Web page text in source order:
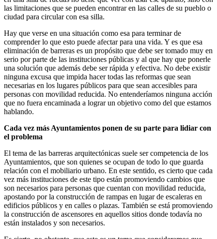
las limitaciones que se pueden encontrar en las calles de su pueblo o
ciudad para circular con esa silla.
Hay que verse en una situación como esa para terminar de
comprender lo que esto puede afectar para una vida. Y es que esa
eliminación de barreras es un propósito que debe ser tomado muy en
serio por parte de las instituciones públicas y al que hay que ponerle
una solución que además debe ser rápida y efectiva. No debe existir
ninguna excusa que impida hacer todas las reformas que sean
necesarias en los lugares públicos para que sean accesibles para
personas con movilidad reducida. No entenderíamos ninguna acción
que no fuera encaminada a lograr un objetivo como del que estamos
hablando.
Cada vez más Ayuntamientos ponen de su parte para lidiar con
el problema
El tema de las barreras arquitectónicas suele ser competencia de los
Ayuntamientos, que son quienes se ocupan de todo lo que guarda
relación con el mobiliario urbano. En este sentido, es cierto que cada
vez más instituciones de este tipo están promoviendo cambios que
son necesarios para personas que cuentan con movilidad reducida,
apostando por la construcción de rampas en lugar de escaleras en
edificios públicos y en calles o plazas. También se está promoviendo
la construcción de ascensores en aquellos sitios donde todavía no
están instalados y son necesarios.